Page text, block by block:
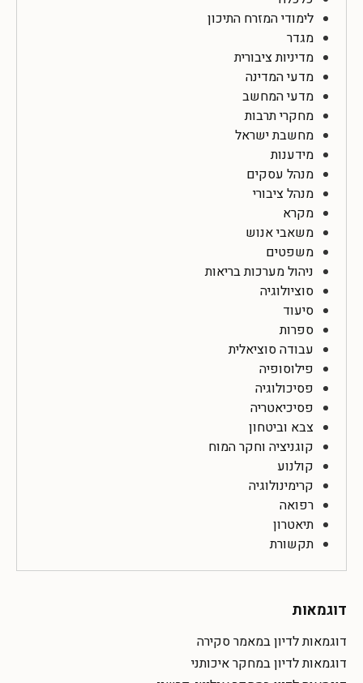
לימודי המזרח התיכון
מגדר
מדיניות ציבורית
מדעי המדינה
מדעי המחשב
מחקרי תרבות
מחשבת ישראל
מידענות
מנהל עסקים
מנהל ציבורי
מקרא
משאבי אנוש
משפטים
ניהול מערכות בריאות
סוציולוגיה
סיעוד
ספרות
עבודה סוציאלית
פילוסופיה
פסיכולוגיה
פסיכיאטריה
צבא וביטחון
קוגניציה וחקר המוח
קולנוע
קרימינולוגיה
רפואה
תיאטרון
תקשורת
דוגמאות
דוגמאות לדיון במאמר סקירה
דוגמאות לדיון במחקר איכותני